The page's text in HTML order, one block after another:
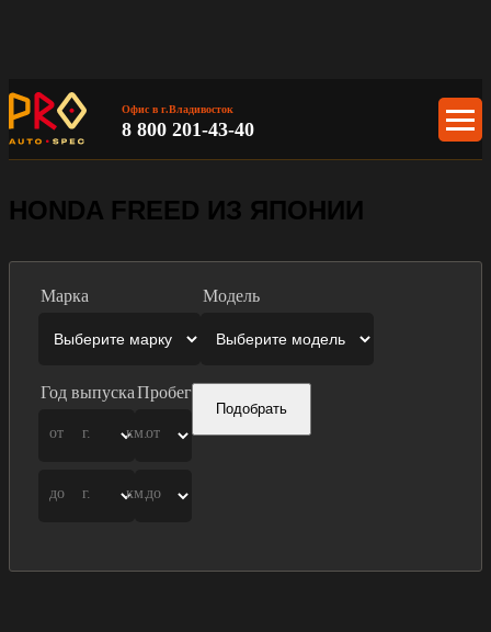
Офис в г.Владивосток
8 800 201-43-40
HONDA FREED ИЗ ЯПОНИИ
Марка Модель
Год выпуска
от г.
до г.
Пробег
от
км.
до
км.
Подобрать